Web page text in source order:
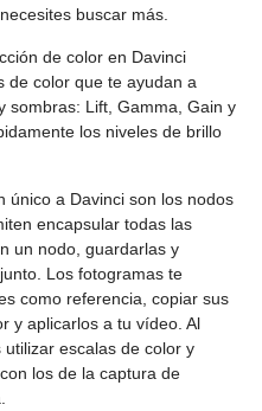
buscar más.
de color en Davinci
de color que te ayudan a
sombras: Lift, Gamma, Gain y
los niveles de brillo
único a Davinci son los nodos
encapsular todas las
un nodo, guardarlas y
Los fotogramas te
como referencia, copiar sus
y aplicarlos a tu vídeo. Al
escalas de color y
los de la captura de